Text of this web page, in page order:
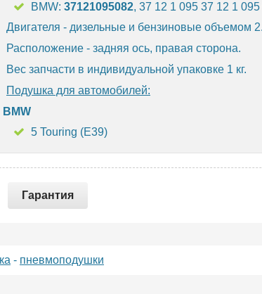
BMW: 37121095082, 37 12 1 095 37 12 1
Двигателя - дизельные и бензиновые объемом
Расположение - задняя ось, правая сторона.
Вес запчасти в индивидуальной упаковке 1 кг.
Подушка для автомобилей:
BMW
5 Touring (E39)
Гарантия
- пневмоподушки